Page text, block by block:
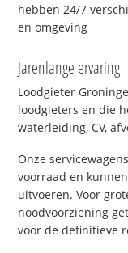
hebben 24/7
en omgeving
Jarenlange ervaring
Loodgieter
loodgieters en die
waterleiding, CV,
Onze
voorraad en
uitvoeren. Voor
noodvoorziening
voor de definitieve